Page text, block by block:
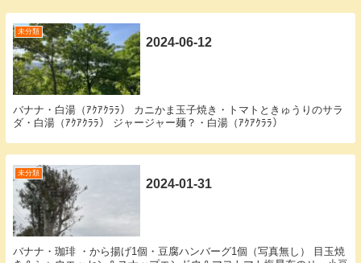
未分類
2024-06-12
バナナ・白湯（ｱｸｱｸﾗﾗ） カニかま玉子焼き・トマトときゅうりのサラ
ダ・白湯（ｱｸｱｸﾗﾗ） ジャージャー麺？・白湯（ｱｸｱｸﾗﾗ）
未分類
2024-01-31
バナナ・珈琲 ・から揚げ1個・豆腐ハンバーグ1個（写真無し） 目玉焼